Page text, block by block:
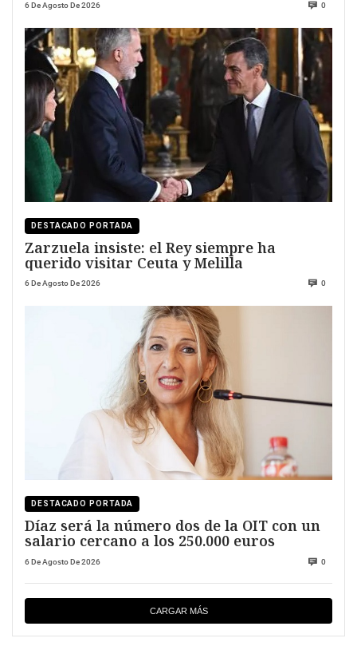
6 De Agosto De 2026 0
DESTACADO PORTADA
Zarzuela insiste: el Rey siempre ha
querido visitar Ceuta y Melilla
6 De Agosto De 2026 0
DESTACADO PORTADA
Díaz será la número dos de la OIT con un
salario cercano a los 250.000 euros
6 De Agosto De 2026 0
CARGAR MÁS